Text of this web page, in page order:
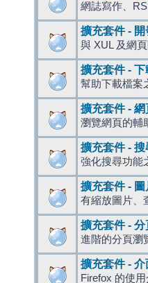
網誌寫作、
擴充套件 -
與 XUL 及網
擴充套件 -
幫助下載檔案
擴充套件 -
瀏覽網頁的輔
擴充套件 - 搜
強化搜尋功能
擴充套件 -
有縮放圖片、
擴充套件 -
進階的分頁瀏
擴充套件 - 介
Firefox 的使